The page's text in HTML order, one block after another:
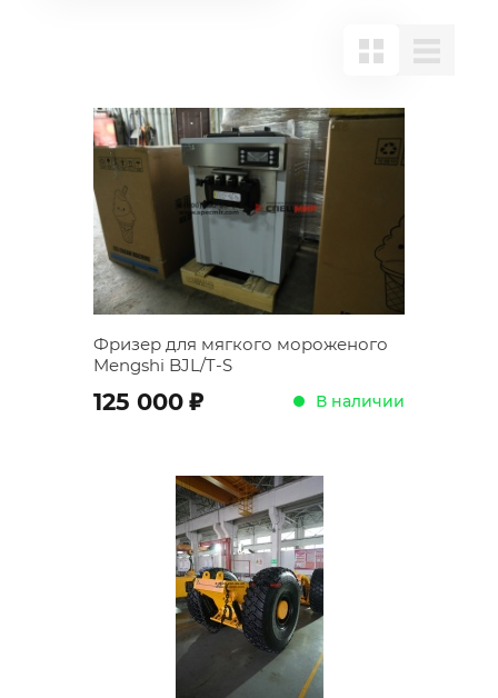
Фризер для мягкого мороженого
Mengshi BJL/T-S
125 000 ; В наличии